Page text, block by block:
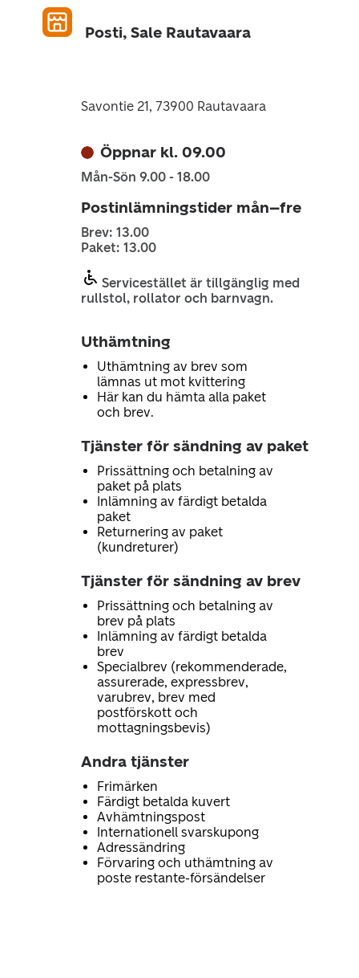
Posti, Sale Rautavaara
Savontie 21, 73900 Rautavaara
Öppnar kl. 09.00
Mån-Sön 9.00 - 18.00
Postinlämningstider mån–fre
Brev: 13.00
Paket: 13.00
Servicestället är tillgänglig med
rullstol, rollator och barnvagn.
Uthämtning
Uthämtning av brev som
lämnas ut mot kvittering
Här kan du hämta alla paket
och brev.
Tjänster för sändning av paket
Prissättning och betalning av
paket på plats
Inlämning av färdigt betalda
paket
Returnering av paket
(kundreturer)
Tjänster för sändning av brev
Prissättning och betalning av
brev på plats
Inlämning av färdigt betalda
brev
Specialbrev (rekommenderade,
assurerade, expressbrev,
varubrev, brev med
postförskott och
mottagningsbevis)
Andra tjänster
Frimärken
Färdigt betalda kuvert
Avhämtningspost
Internationell svarskupong
Adressändring
Förvaring och uthämtning av
poste restante-försändelser